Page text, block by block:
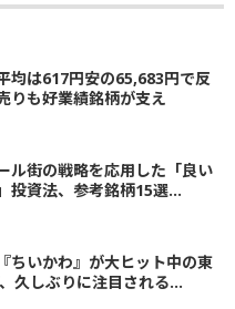
均は617円安の65,683円で反
も好業績銘柄が支え
ル街の戦略を応用した「良い
投資法、参考銘柄15選...
ちいかわ』が大ヒット中の東
久しぶりに注目される...